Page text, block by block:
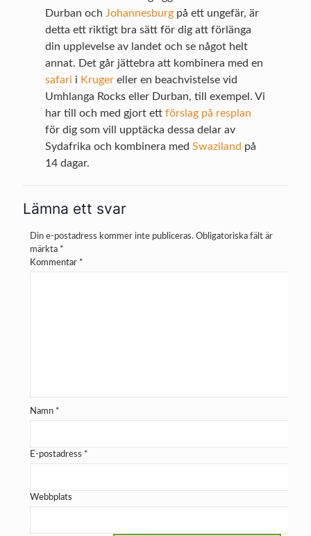
Durban ochJohannesburg på ett ungefär, är
detta ett riktigt bra sätt för dig att förlänga
din upplevelse av landet och se något helt
annat. Det går jättebra att kombinera med en
safari i Kruger eller en beachvistelse vid
Umhlanga Rocks eller Durban, till exempel. Vi
har till och med gjort ettförslag på resplan
för dig som vill upptäcka dessa delar av
Sydafrika och kombinera medSwaziland på
14 dagar.
Lämna ett svar
Din e-postadress kommer inte publiceras. Obligatoriska fält är
märkta *
Kommentar *
Namn *
E-postadress *
Webbplats